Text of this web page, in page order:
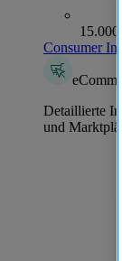
Consumer
Detaillierte
und